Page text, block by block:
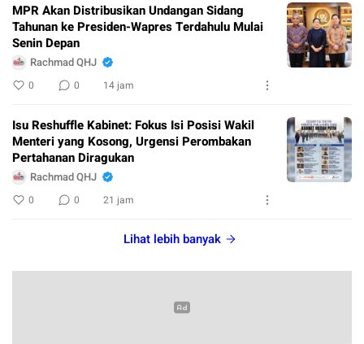
MPR Akan Distribusikan Undangan Sidang
Tahunan ke Presiden-Wapres Terdahulu Mulai
Senin Depan
Rachmad QHJ
0 0 14 jam
Isu Reshuffle Kabinet: Fokus Isi Posisi Wakil
Menteri yang Kosong, Urgensi Perombakan
Pertahanan Diragukan
Rachmad QHJ
0 0 21 jam
Lihat lebih banyak